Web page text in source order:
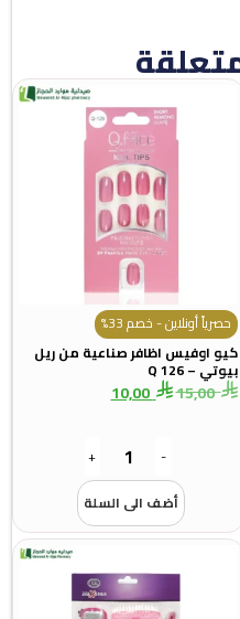
حصرياً أونلاين - خصم 33%
كيو اوفيس اظافر صناعية من ريل
بيوتي – Q 126
15,00
10,00
-
+
أضف الى السلة